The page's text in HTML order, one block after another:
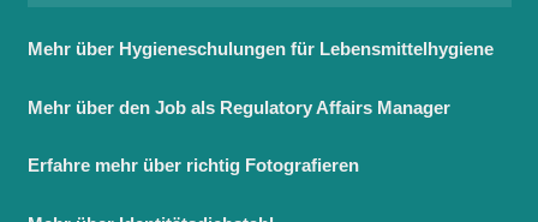
Mehr über Hygieneschulungen für Lebensmittelhygiene
Mehr über den Job als Regulatory Affairs Manager
Erfahre mehr über richtig Fotografieren